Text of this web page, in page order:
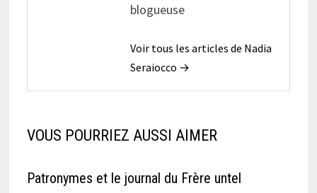
blogueuse
Voir tous les articles de Nadia
Seraiocco →
VOUS POURRIEZ AUSSI AIMER
Patronymes et le journal du Frère untel